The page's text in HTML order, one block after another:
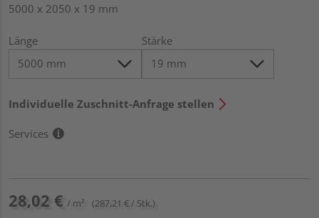
5000 x 2050 x 19 mm
Länge Stärke
Individuelle Zuschnitt-Anfrage stellen
Services
28,02 € / m² (287,21 € / Stk.)